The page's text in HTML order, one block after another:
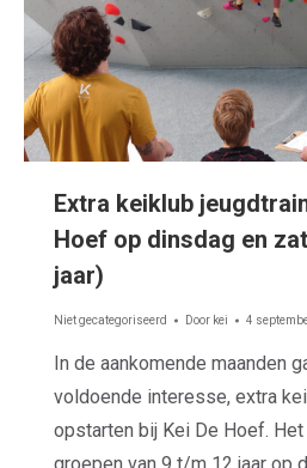
Extra keiklub
Hoef op dinsdag en
jaar)
Niet gecategoriseerd Door kei 4
In de aankomende maanden
voldoende interesse, extra
opstarten bij Kei De Hoef.